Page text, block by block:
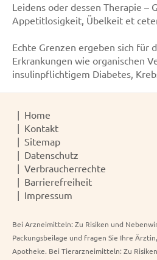
Leidens oder dessen Therapie –
Appetitlosigkeit, Übelkeit et
Echte Grenzen ergeben sich für
Erkrankungen wie organischen
insulinpflichtigem Diabetes,
Home
Kontakt
Sitemap
Datenschutz
Verbraucherrechte
Barrierefreiheit
Impressum
Bei Arzneimitteln: Zu Risiken und
Packungsbeilage und fragen Sie Ihre
Apotheke. Bei Tierarzneimitteln: Zu